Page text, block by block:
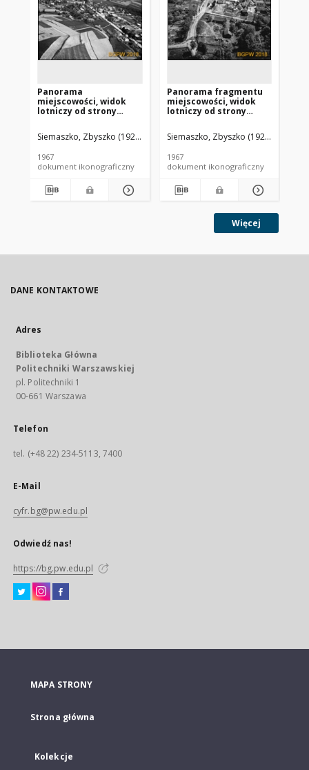
Panorama
miejscowości, widok
lotniczy od strony
Baligród
Siemaszko, Zbyszko (1925-2015).
1967
dokument ikonograficzny
Panorama fragmentu
miejscowości, widok
lotniczy od strony
Siemaszko, Zbyszko (1925-2015).
1967
dokument ikonograficzny
Więcej
DANE KONTAKTOWE
Adres
Biblioteka Główna
Politechniki Warszawskiej
pl. Politechniki 1
00-661 Warszawa
Telefon
tel. (+48 22) 234-5113, 7400
E-Mail
cyfr.bg@pw.edu.pl
Odwiedź nas!
https://bg.pw.edu.pl
MAPA STRONY
Strona główna
Kolekcje